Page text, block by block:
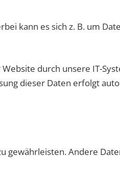
kann es sich z. B. um
durch unsere IT-
dieser Daten erfolgt
Andere